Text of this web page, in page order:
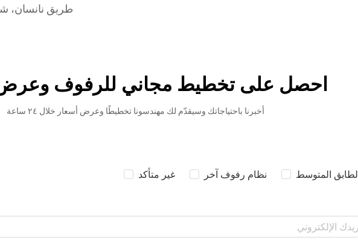
طريق نانسان،
احصل على تخطيط مجاني للرفوف
أخبرنا باحتياجاتك وسيقدّم لك مهندسونا تخطيطًا وعرض أسعار خلال ٢٤ ساعة
الطابق المتوسط نظام رفوف آخر غير متأكد